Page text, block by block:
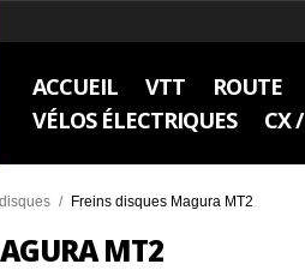
ACCUEIL VTT ROUTE
VÉLOS ÉLECTRIQUES
CX
/ Freins disques Magura MT2
MT2